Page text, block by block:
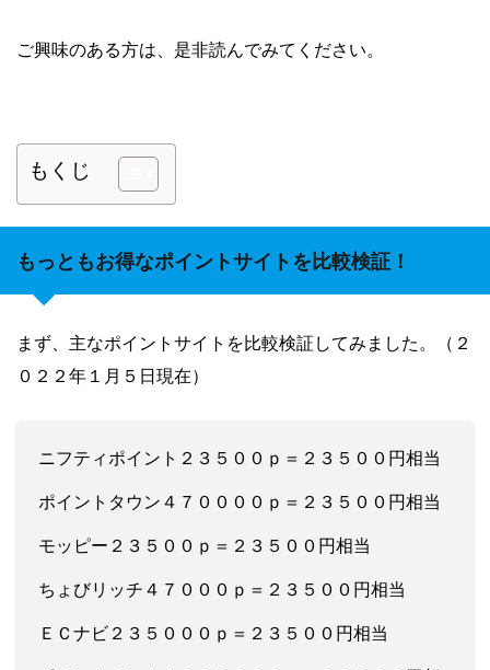
ご興味のある方は、是非読んでみてください。
もくじ
もっともお得なポイントサイトを比較検証！
まず、主なポイントサイトを比較検証してみました。（２
０２２ 年１ 月５日現在）
ニフティポイント２３５００ｐ＝２３５００円相当
ポイントタウン４７００００ｐ＝２３５００円相当
モッピー２３５００ｐ＝２３５００円相当
ちょびリッチ４７０００ｐ＝２３５００円相当
ＥＣナビ２３５０００ｐ＝２３５００円相当